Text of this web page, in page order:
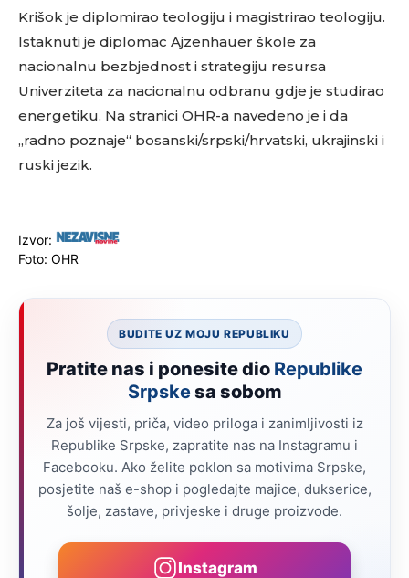
Krišok je diplomirao teologiju i magistrirao teologiju.
Istaknuti je diplomac Ajzenhauer škole za
nacionalnu bezbjednost i strategiju resursa
Univerziteta za nacionalnu odbranu gdje je studirao
energetiku. Na stranici OHR-a navedeno je i da
„radno poznaje“ bosanski/srpski/hrvatski, ukrajinski i
ruski jezik.
Izvor:
Foto: OHR
BUDITE UZ MOJU REPUBLIKU
Pratite nas i ponesite dio Republike
Srpskesa sobom
Za još vijesti, priča, video priloga i zanimljivosti iz
Republike Srpske, zapratite nas na Instagramu i
Facebooku. Ako želite poklon sa motivima Srpske,
posjetite naš e-shop i pogledajte majice, dukserice,
šolje, zastave, privjeske i druge proizvode.
Instagram